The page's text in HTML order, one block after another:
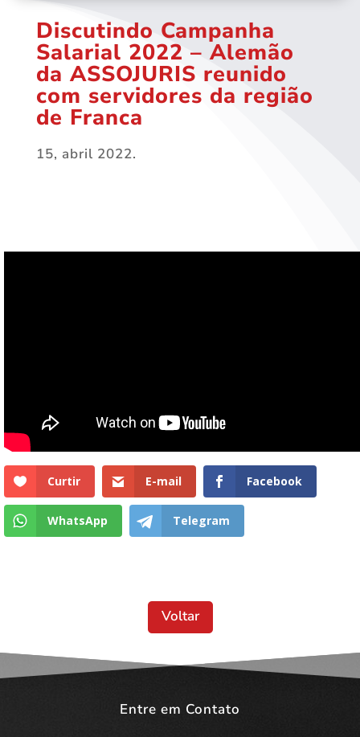
Discutindo Campanha
Salarial 2022 – Alemão
da ASSOJURIS reunido
com servidores da região
de Franca
15, abril 2022.
Curtir E-mail Facebook
WhatsApp Telegram
Voltar
Entre em Contato